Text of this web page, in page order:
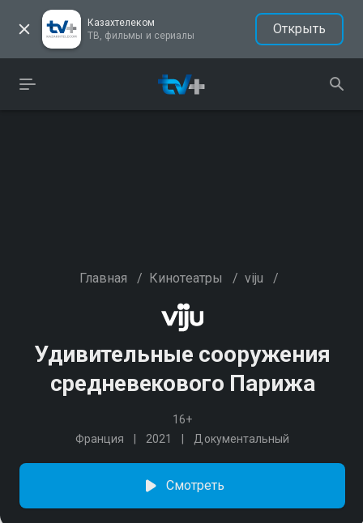
Казахтелеком
ТВ, фильмы и сериалы
Открыть
Главная / Кинотеатры / viju /
Удивительные сооружения
средневекового Парижа
16+
Франция
2021 Документальный
Смотреть